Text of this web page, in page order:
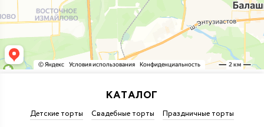
КАТАЛОГ
Детские торты Свадебные торты
Праздничные торты